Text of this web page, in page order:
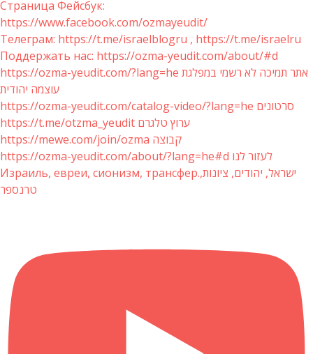
Страница Фейсбук:
https://www.facebook.com/ozmayeudit/
Телеграм: https://t.me/israelblogru , https://t.me/israelru
Поддержать нас: https://ozma-yeudit.com/about/#d
https://ozma-yeudit.com/?lang=he אתר תמיכה לא רשמי במפלגת
עוצמה יהודית
https://ozma-yeudit.com/catalog-video/?lang=he סרטונים
https://t.me/otzma_yeudit ערוץ טלגרם
https://mewe.com/join/ozma קבוצה
https://ozma-yeudit.com/about/?lang=he#d לעזור לנו
Израиль, евреи, сионизм, трансфер.ישראל, יהודים, ציונות,
טרנספר